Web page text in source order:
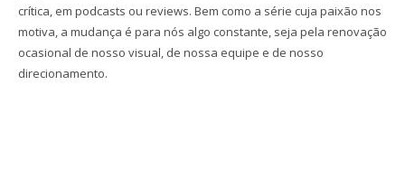
crítica, em podcasts ou reviews. Bem como a série cuja paixão nos
motiva, a mudança é para nós algo constante, seja pela renovação
ocasional de nosso visual, de nossa equipe e de nosso
direcionamento.